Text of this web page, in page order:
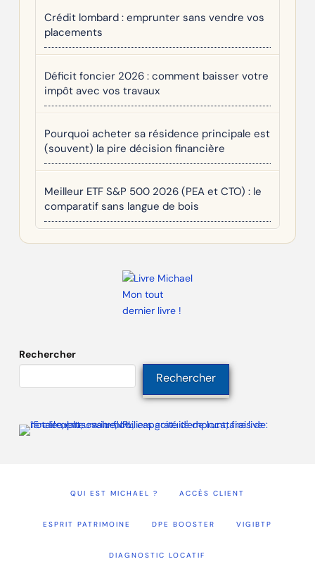
Crédit lombard : emprunter sans vendre vos
placements
Déficit foncier 2026 : comment baisser votre
impôt avec vos travaux
Pourquoi acheter sa résidence principale est
(souvent) la pire décision financière
Meilleur ETF S&P 500 2026 (PEA et CTO) : le
comparatif sans langue de bois
Mon tout
dernier livre !
Rechercher
Rechercher
QUI EST MICHAEL ? ACCÈS CLIENT
ESPRIT PATRIMOINE DPE BOOSTER VIGIBTP
DIAGNOSTIC LOCATIF